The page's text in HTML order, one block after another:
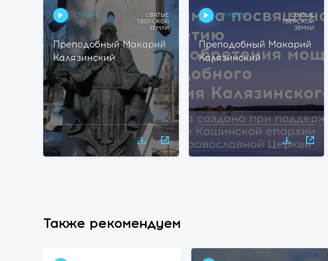
СЛУШАТЬ
СВЯТЫЕ
ТВЕРСКОЙ
ЗЕМЛИ
Преподобный Макарий
Калязинский
СЛУШАТЬ
СВЯТЫЕ
ТВЕРСКОЙ
ЗЕМЛИ
Преподобный Макарий
Калязинский
Также рекомендуем